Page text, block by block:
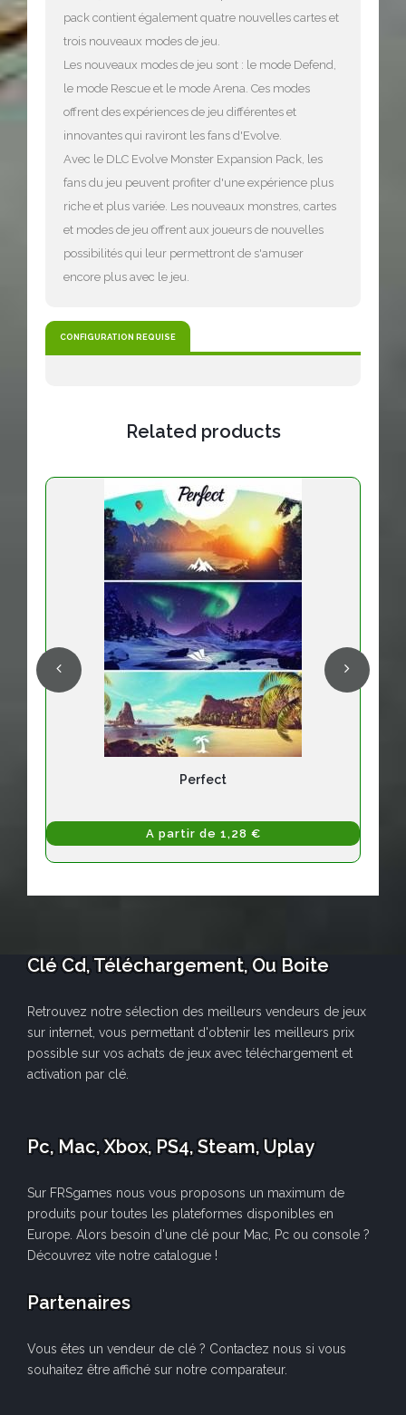
pack contient également quatre nouvelles cartes et
trois nouveaux modes de jeu.
Les nouveaux modes de jeu sont : le mode Defend,
le mode Rescue et le mode Arena. Ces modes
offrent des expériences de jeu différentes et
innovantes qui raviront les fans d'Evolve.
Avec le DLC Evolve Monster Expansion Pack, les
fans du jeu peuvent profiter d'une expérience plus
riche et plus variée. Les nouveaux monstres, cartes
et modes de jeu offrent aux joueurs de nouvelles
possibilités qui leur permettront de s'amuser
encore plus avec le jeu.
CONFIGURATION REQUISE
Related products
Perfect
A partir de 1,28 €
Clé Cd, Téléchargement, Ou Boite
Retrouvez notre sélection des meilleurs vendeurs de jeux
sur internet, vous permettant d'obtenir les meilleurs prix
possible sur vos achats de jeux avec téléchargement et
activation par clé.
Pc, Mac, Xbox, PS4, Steam, Uplay
Sur FRSgames nous vous proposons un maximum de
produits pour toutes les plateformes disponibles en
Europe. Alors besoin d'une clé pour Mac, Pc ou console ?
Découvrez vite notre catalogue !
Partenaires
Vous êtes un vendeur de clé ? Contactez nous si vous
souhaitez être affiché sur notre comparateur.